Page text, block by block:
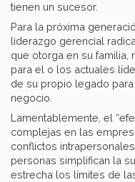
tienen un sucesor.
Para la próxima
liderazgo gerencial
que otorga en su familia,
para el o los actuales
de su propio legado
negocio.
Lamentablemente, el
complejas en las
conflictos
personas simplifican la
estrecha los límites de